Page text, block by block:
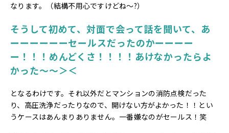
なります。（結構不用心ですけどね～?）
そうして初めて、対面で会って話を聞いて、あ
ーーーーーーセールスだったのかーーーー
ー！！！めんどくさ！！！！あけなかったらよ
かった～～＞＜
となるわけです。それ以外だとマンションの消防点検だった
り、高圧洗浄だったりなので、開けない方がよかった！！とい
うケースはあんまりありません。一番嫌なのがセールス！笑